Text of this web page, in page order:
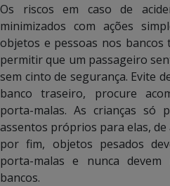
Os riscos em caso de
minimizados com ações
objetos e pessoas nos bancos
permitir que um passageiro
sem cinto de segurança. Evite
banco traseiro, procure
porta-malas. As crianças só
assentos próprios para elas,
por fim, objetos pesados
porta-malas e nunca
bancos.